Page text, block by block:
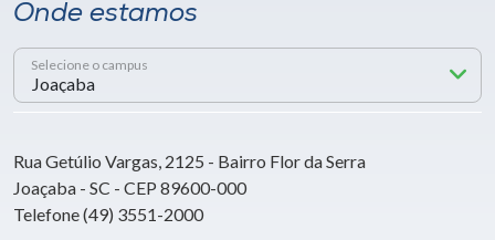
Onde estamos
Selecione o campus
Rua Getúlio Vargas, 2125 - Bairro Flor da Serra
Joaçaba - SC - CEP 89600-000
Telefone (49) 3551-2000